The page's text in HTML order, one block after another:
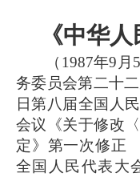
《中华
（ 1987年9月
务委员会第二十
日第八届全国人
会议《关于修改
定》第一次修正
全国人民代表大